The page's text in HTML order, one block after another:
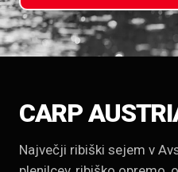
CARP
Največji ribiški sejem v